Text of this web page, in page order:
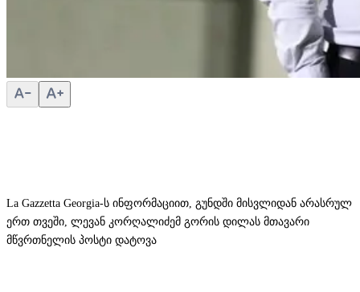
La Gazzetta Georgia-ს ინფორმაციით, გუნდში მისვლიდან არასრულ
ერთ თვეში, ლევან კორღალიძემ გორის დილას მთავარი
მწვრთნელის პოსტი დატოვა